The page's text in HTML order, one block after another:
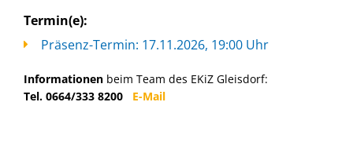
Termin(e):
Präsenz-Termin: 17.11.2026, 19:00 Uhr
Informationen beim Team des EKiZ Gleisdorf:
Tel. 0664/333 8200 E-Mail